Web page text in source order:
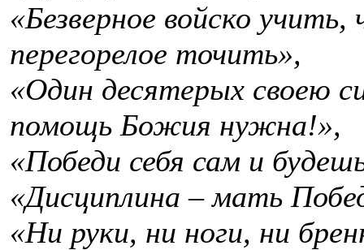
«Безверное войско
перегорелое точить»,
«Один десятерых своею
помощь Божия нужна!»,
«Победи себя сам и
«Дисциплина – мать
«Ни руки, ни ноги, ни